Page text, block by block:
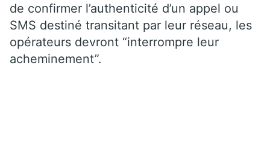
de confirmer l’authenticité d’un appel ou
SMS destiné transitant par leur réseau, les
opérateurs devront “interrompre leur
acheminement”.